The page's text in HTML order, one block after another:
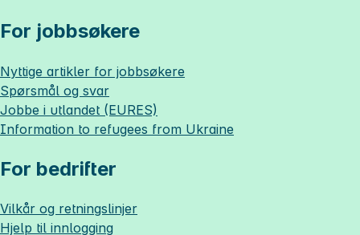
For jobbsøkere
Nyttige artikler for jobbsøkere
Spørsmål og svar
Jobbe i utlandet (EURES)
Information to refugees from Ukraine
For bedrifter
Vilkår og retningslinjer
Hjelp til innlogging